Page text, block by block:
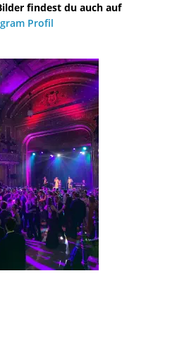
findest du auch auf
Profil